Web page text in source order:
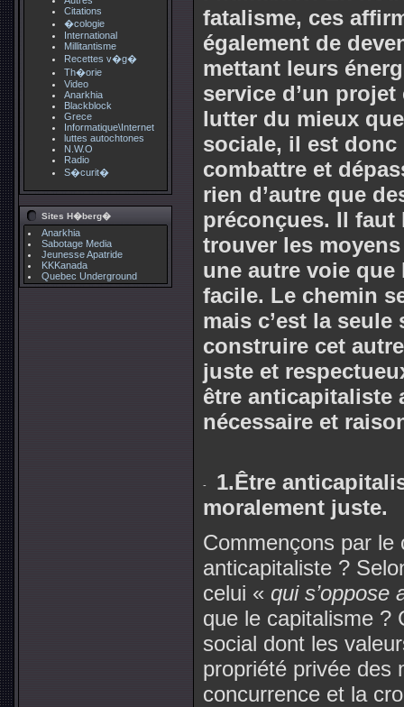
Citations
�cologie
International
Millitantisme
Recettes v�g�
Th�orie
Video
Anarkhia
Blackblock
Grece
Informatique\Internet
luttes autochtones
N.W.O
Radio
S�curit�
Sites H�berg�
Anarkhia
Sabotage Media
Jeunesse Apatride
KKKanada
Quebec Underground
fatalisme, ces
également de
mettant leurs
service d’un
lutter du mieux
sociale, il est donc
combattre et
rien d’autre que
préconçues. Il faut
trouver les
une autre voie que
facile. Le chemin
mais c’est la
construire cet
juste et
être anticapitaliste
nécessaire et
1.Être
moralement juste.
Commençons par le
anticapitaliste ?
celui « qui s’oppose
que le capitalisme ?
social dont les
propriété privée des
concurrence et la